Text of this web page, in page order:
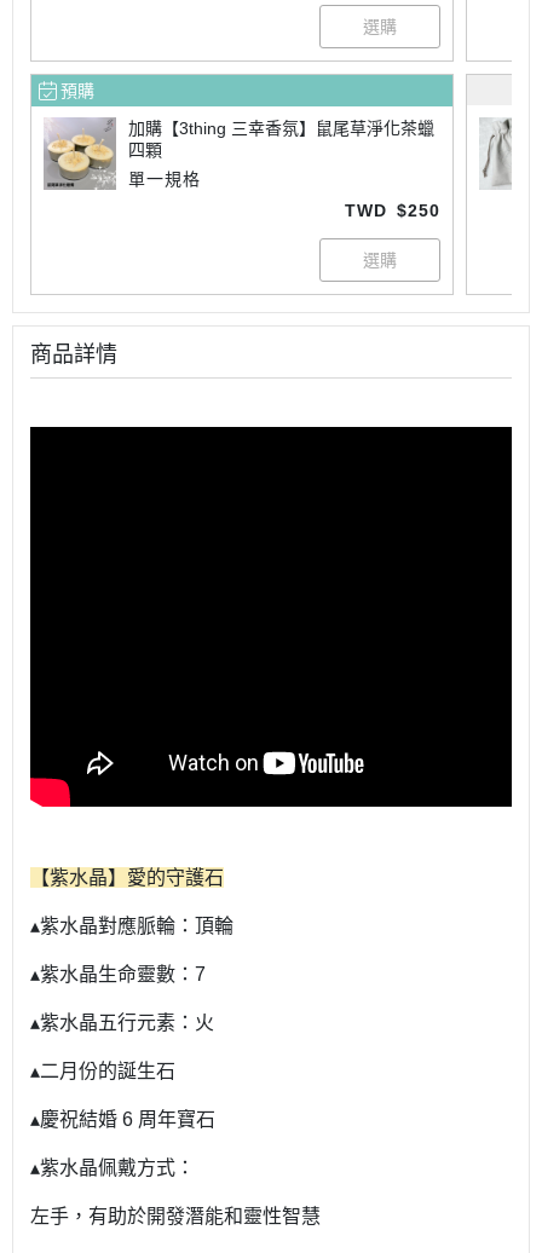
預購
加購【3thing 三幸香氛】鼠尾草淨化茶蠟
四顆
單一規格
TWD $250
商品詳情
【紫水晶】愛的守護石
▴紫水晶對應脈輪：頂輪
▴紫水晶生命靈數：7
▴紫水晶五行元素：火
▴二月份的誕生石
▴慶祝結婚 6 周年寶石
▴紫水晶佩戴方式：
左手，有助於開發潛能和靈性智慧